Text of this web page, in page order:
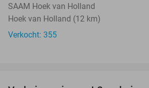
SAAM Hoek van Holland
Hoek van Holland (12 km)
Verkocht: 355